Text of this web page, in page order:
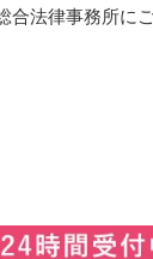
法律事務所に